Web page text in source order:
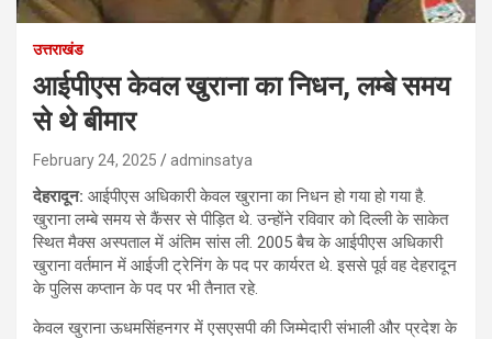
उत्तराखंड
आईपीएस केवल खुराना का निधन, लम्बे समय
से थे बीमार
February 24, 2025 adminsatya
देहरादून: आईपीएस अधिकारी केवल खुराना का निधन हो गया हो गया है.
खुराना लम्बे समय से कैंसर से पीड़ित थे. उन्होंने रविवार को दिल्ली के साकेत
स्थित मैक्स अस्पताल में अंतिम सांस ली. 2005 बैच के आईपीएस अधिकारी
खुराना वर्तमान में आईजी ट्रेनिंग के पद पर कार्यरत थे. इससे पूर्व वह देहरादून
के पुलिस कप्तान के पद पर भी तैनात रहे.
केवल खुराना ऊधमसिंहनगर में एसएसपी की जिम्मेदारी संभाली और प्रदेश के